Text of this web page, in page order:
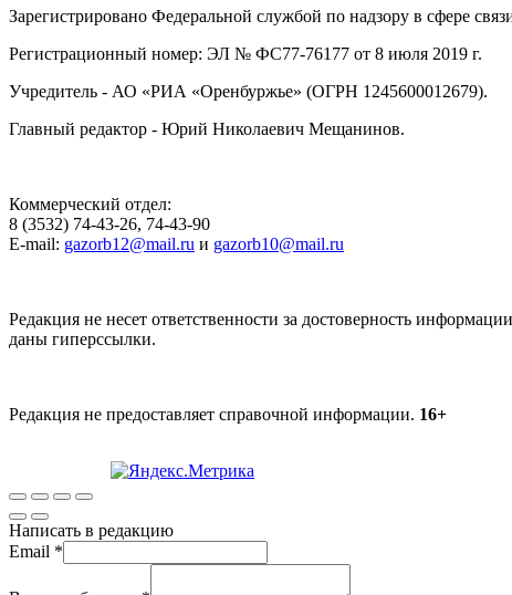
Зарегистрировано Федеральной службой по надзору в сфере
Регистрационный номер: ЭЛ № ФС77-76177 от 8 июля 2019 г.
Учредитель - АО «РИА «Оренбуржье» (ОГРН 1245600012679).
Главный редактор - Юрий Николаевич Мещанинов.
Коммерческий отдел:
8 (3532) 74-43-26, 74-43-90
E-mail: gazorb12@mail.ru и gazorb10@mail.ru
Редакция не несет ответственности за достоверность
даны гиперссылки.
Редакция не предоставляет справочной информации. 16+
Написать в редакцию
Email *